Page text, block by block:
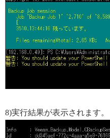
8)実行結果が表示されます。